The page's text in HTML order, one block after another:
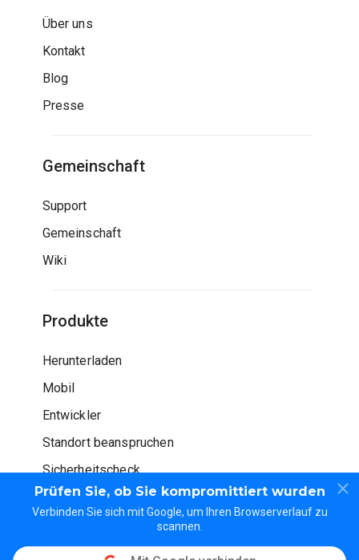
Prüfen Sie, ob Sie kompromittiert wurden
Verbinden Sie sich mit Google, um Ihren Browserverlauf zu
scannen.
Über uns
Kontakt
Blog
Presse
Gemeinschaft
Support
Gemeinschaft
Wiki
Produkte
Herunterladen
Mobil
Entwickler
Standort beanspruchen
Sicherheitscheck